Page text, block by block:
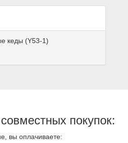
кеды (Y53-1)
покупок:
вы оплачиваете: